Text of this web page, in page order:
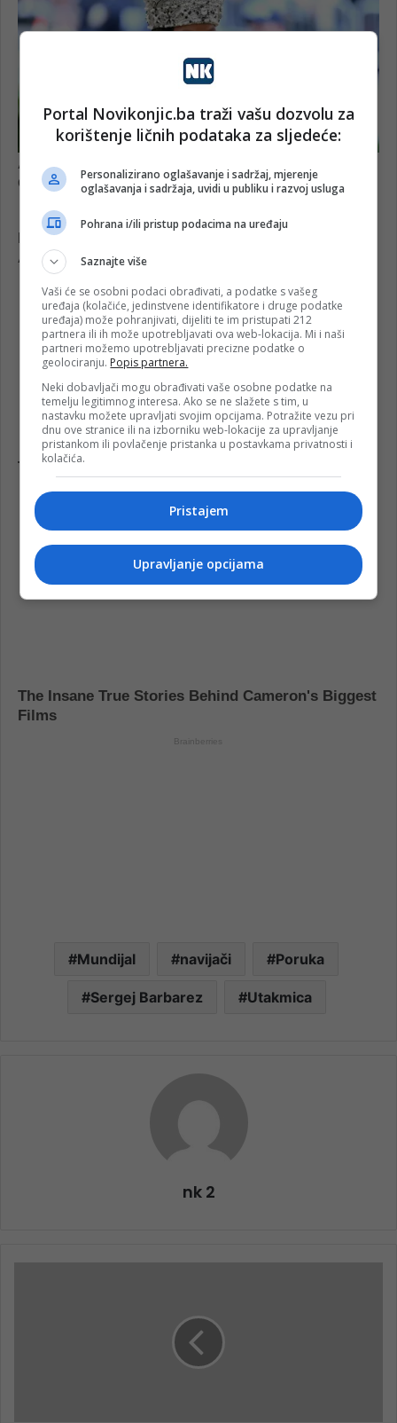
Mundijal navijači Poruka
Sergej Barbarez Utakmica
nk 2
Portal Novikonjic.ba traži vašu dozvolu za
korištenje ličnih podataka za sljedeće:
Personalizirano oglašavanje i sadržaj, mjerenje
oglašavanja i sadržaja, uvidi u publiku i razvoj usluga
Pohrana i/ili pristup podacima na uređaju
Saznajte više
Vaši će se osobni podaci obrađivati, a podatke s vašeg
uređaja (kolačiće, jedinstvene identifikatore i druge podatke
uređaja) može pohranjivati, dijeliti te im pristupati 212
partnera ili ih može upotrebljavati ova web-lokacija. Mi i naši
partneri možemo upotrebljavati precizne podatke o
geolociranju. Popis partnera.
Neki dobavljači mogu obrađivati vaše osobne podatke na
temelju legitimnog interesa. Ako se ne slažete s tim, u
nastavku možete upravljati svojim opcijama. Potražite vezu pri
dnu ove stranice ili na izborniku web-lokacije za upravljanje
pristankom ili povlačenje pristanka u postavkama privatnosti i
kolačića.
Pristajem
Upravljanje opcijama